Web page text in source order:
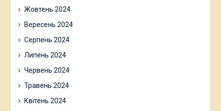
Жовтень 2024
Вересень 2024
Серпень 2024
Липень 2024
Червень 2024
Травень 2024
Квітень 2024